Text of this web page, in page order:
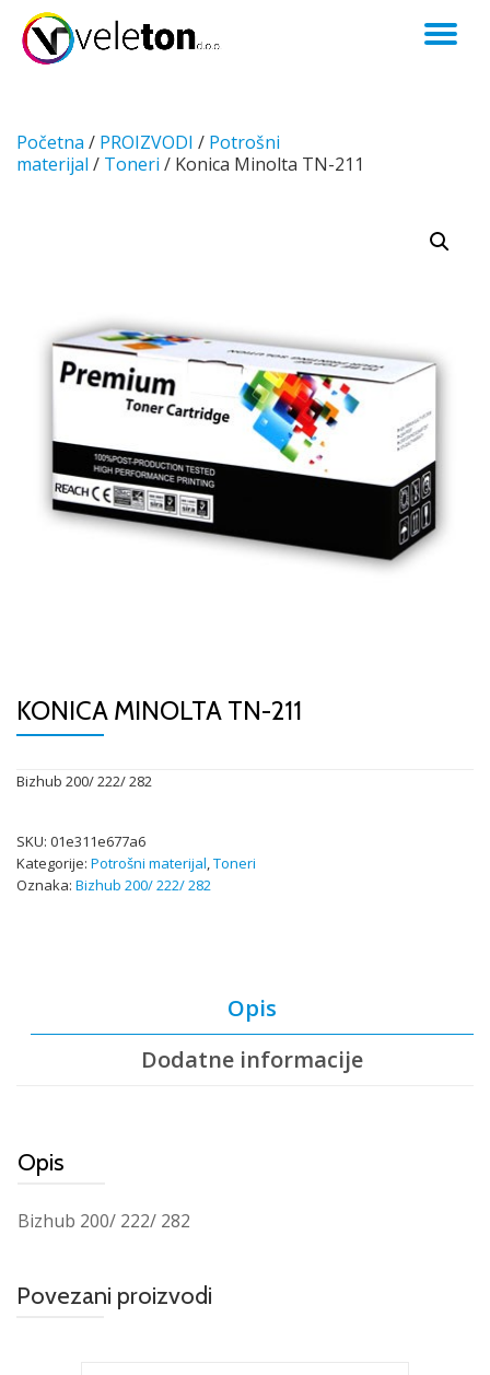
Skip
Početna / PROIZVODI / Potrošni
materijal / Toneri / Konica Minolta TN-211
KONICA MINOLTA TN-211
Bizhub 200/ 222/ 282
SKU: 01e311e677a6
Kategorije: Potrošni materijal,Toneri
Oznaka: Bizhub 200/ 222/ 282
Opis
Dodatne informacije
Opis
Bizhub 200/ 222/ 282
Povezani proizvodi